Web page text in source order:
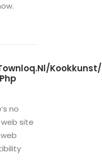
no
site